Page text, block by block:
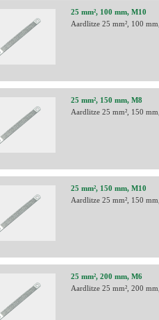
25 mm², 100 mm, M10
Aardlitze 25 mm², 100
25 mm², 150 mm, M8
Aardlitze 25 mm², 150
25 mm², 150 mm, M10
Aardlitze 25 mm², 150
25 mm², 200 mm, M6
Aardlitze 25 mm², 200